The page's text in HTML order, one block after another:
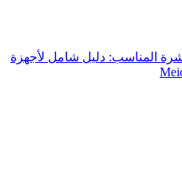
المناسب: دليل شامل لأجهزة